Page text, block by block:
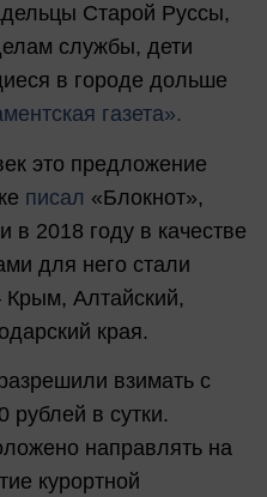
Старой Руссы,
службы, дети
в городе дольше
газета».
это предложение
писал «Блокнот»,
в 2018 году в качестве
для него стали
Крым, Алтайский,
края.
взимать с
рублей в сутки.
направлять на
курортной